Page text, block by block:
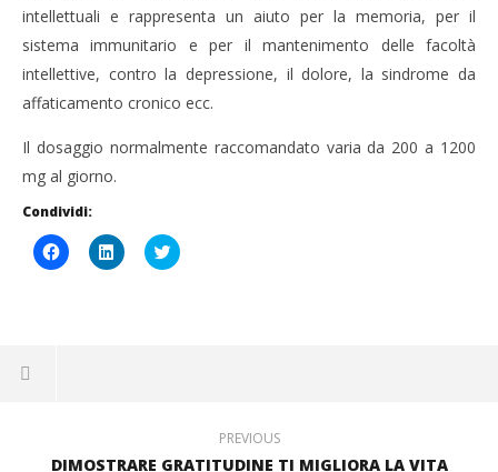
intellettuali e rappresenta un aiuto per la memoria, per il
sistema immunitario e per il mantenimento delle facoltà
intellettive, contro la depressione, il dolore, la sindrome da
affaticamento cronico ecc.
Il dosaggio normalmente raccomandato varia da 200 a 1200
mg al giorno.
Condividi:
Fai
clic
Fai
clic
Click
to
PREVIOUS
DIMOSTRARE GRATITUDINE TI MIGLIORA LA VITA